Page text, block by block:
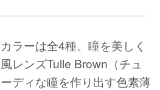
ラーは全4種。瞳を美しく
レンズTulle Brown（チュ
ディな瞳を作り出す色素薄